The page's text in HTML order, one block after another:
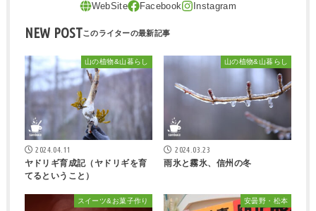
NEW POST
山の植物&山暮らし
2024.04.11
ヤドリギ育成記（ヤドリギを育
てるということ）
山の植物&山暮らし
2024.03.23
雨氷と霧氷、信州の冬
スイーツ&お菓子作り 安曇野・松本